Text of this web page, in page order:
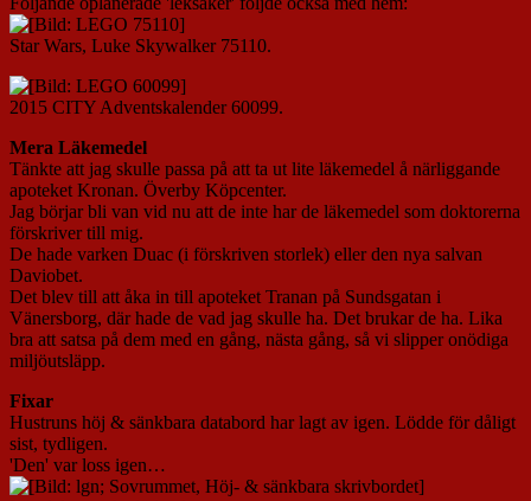
Star Wars, Luke Skywalker 75110.
2015 CITY Adventskalender 60099.
Mera Läkemedel
Tänkte att jag skulle passa på att ta ut lite läkemedel å närliggande
apoteket Kronan. Överby Köpcenter.
Jag börjar bli van vid nu att de inte har de läkemedel som doktorerna
förskriver till mig.
De hade varken Duac (i förskriven storlek) eller den nya salvan
Daviobet.
Det blev till att åka in till apoteket Tranan på Sundsgatan i
Vänersborg, där hade de vad jag skulle ha. Det brukar de ha. Lika
bra att satsa på dem med en gång, nästa gång, så vi slipper onödiga
miljöutsläpp.
Fixar
Hustruns höj & sänkbara databord har lagt av igen. Lödde för dåligt
sist, tydligen.
'Den' var loss igen…